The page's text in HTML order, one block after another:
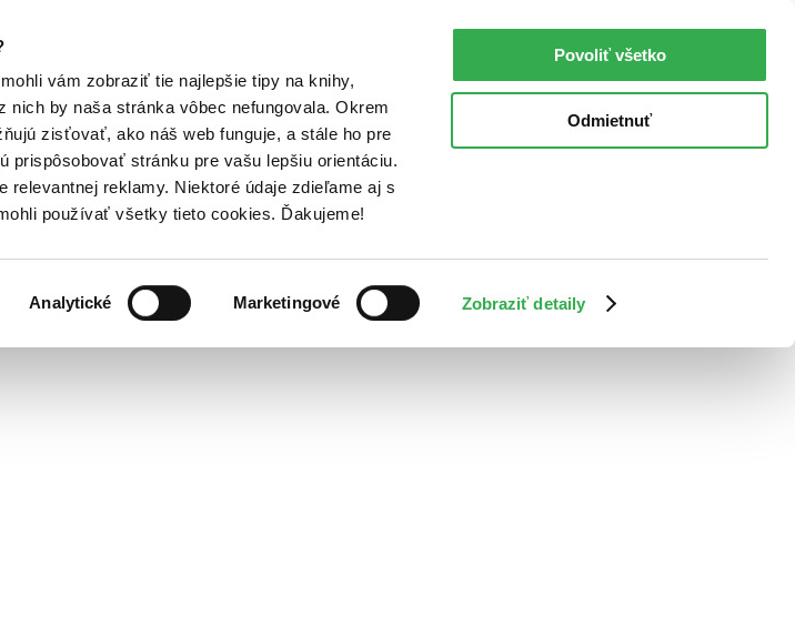
vám zobraziť tie najlepšie tipy na knihy,
nich by naša stránka vôbec nefungovala. Okrem
zisťovať, ako náš web funguje, a stále ho pre
prispôsobovať stránku pre vašu lepšiu orientáciu.
reklamy. Niektoré údaje zdieľame aj s
používať všetky tieto cookies. Ďakujeme!
Analytické Marketingové Zobraziť detaily
Povoliť všetko
Odmietnuť